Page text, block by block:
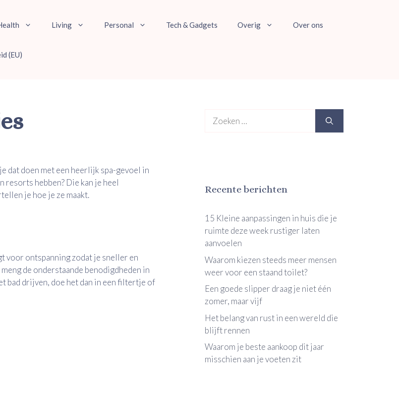
Living Personal Tech & Gadgets Overig Over ons
(EU)
dat doen met een heerlijk spa-gevoel in
resorts hebben? Die kan je heel
je hoe je ze maakt.
voor ontspanning zodat je sneller en
de onderstaande benodigdheden in
bad drijven, doe het dan in een filtertje of
naar:
Recente berichten
15 Kleine aanpassingen in huis die je
ruimte deze week rustiger laten
aanvoelen
Waarom kiezen steeds meer mensen
weer voor een staand toilet?
Een goede slipper draag je niet één
zomer, maar vijf
Het belang van rust in een wereld die
blijft rennen
Waarom je beste aankoop dit jaar
misschien aan je voeten zit